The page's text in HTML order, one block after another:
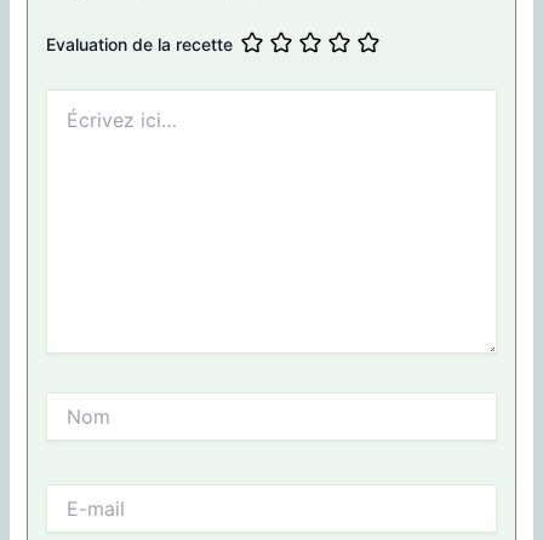
Evaluation de la recette
ici…
mail